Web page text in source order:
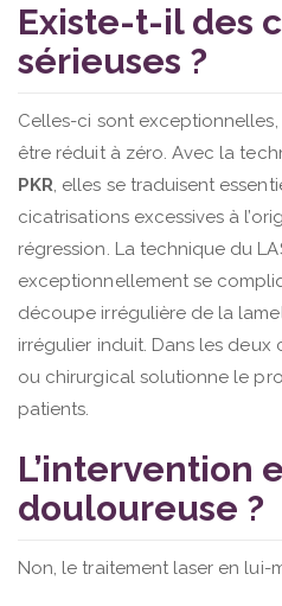
Existe-t-il des
sérieuses ?
Celles-ci sont
être réduit à zéro. Avec la
PKR, elles se traduisent
cicatrisations excessives à
régression. La technique du
exceptionnellement se
découpe irrégulière de la
irrégulier induit. Dans les deux
ou chirurgical solutionne le
patients.
L’intervention
douloureuse ?
Non, le traitement laser en lui-